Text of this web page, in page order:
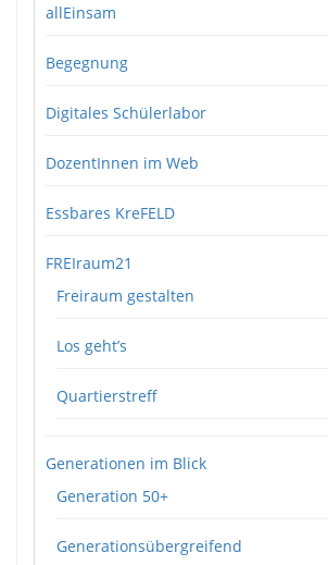
allEinsam
Begegnung
Digitales Schülerlabor
DozentInnen im Web
Essbares KreFELD
FREIraum21
Freiraum gestalten
Los geht’s
Quartierstreff
Generationen im Blick
Generation 50+
Generationsübergreifend